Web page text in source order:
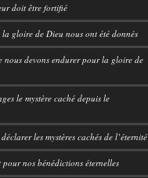
doit être fortifié
la gloire de Dieu nous ont été donnés
nous devons endurer pour la gloire de
le mystère caché depuis le
les mystères cachés de l’éternité
nos bénédictions éternelles